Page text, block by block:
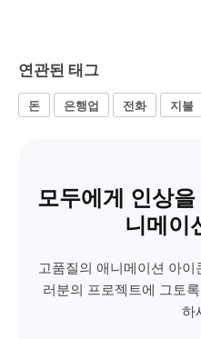
연관된 태그
돈 은행업 전화 지불
모두에게 인상
니메이
고품질의 애니메이션 아
러분의 프로젝트에 그토
하